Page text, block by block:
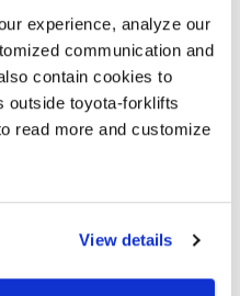
experience, analyze our
communication and
contain cookies to
outside toyota-forklifts
read more and customize
View details